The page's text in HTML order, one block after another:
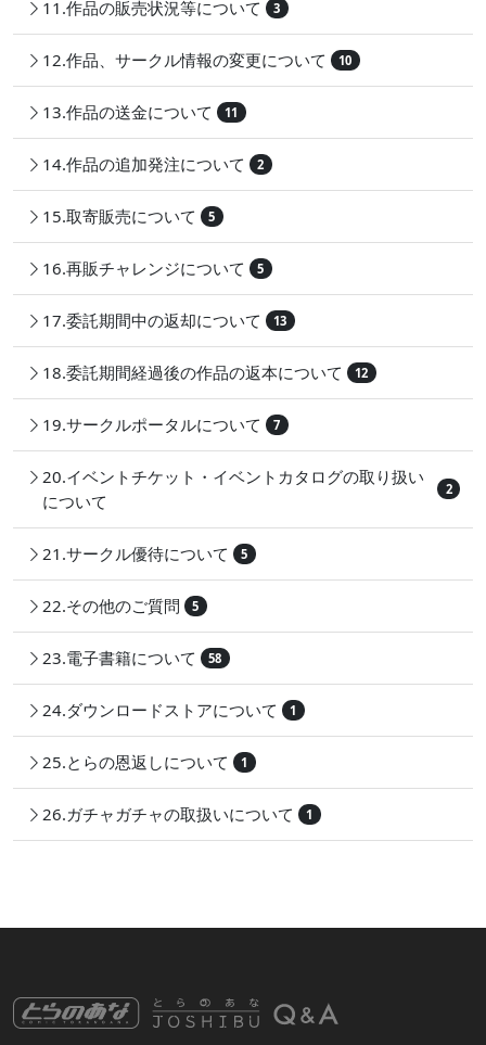
11.作品の販売状況等について 3
12.作品、サークル情報の変更について 10
13.作品の送金について 11
14.作品の追加発注について 2
15.取寄販売について 5
16.再販チャレンジについて 5
17.委託期間中の返却について 13
18.委託期間経過後の作品の返本について 12
19.サークルポータルについて 7
20.イベントチケット・イベントカタログの取り扱い
について
2
21.サークル優待について 5
22.その他のご質問 5
23.電子書籍について 58
24.ダウンロードストアについて 1
25.とらの恩返しについて 1
26.ガチャガチャの取扱いについて 1